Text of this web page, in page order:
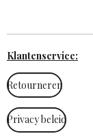
Klantenservice:
Retourneren
Privacy beleid